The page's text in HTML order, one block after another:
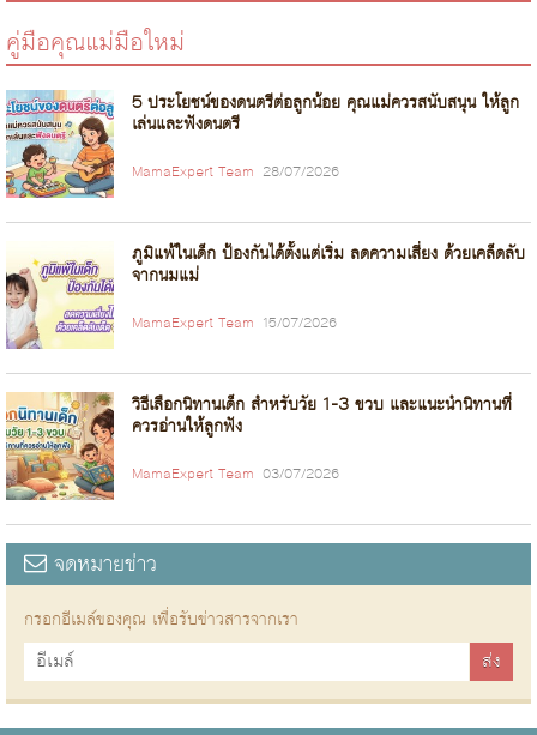
คู่มือคุณแม่มือใหม่
5 ประโยชน์ของดนตรีต่อลูกน้อย คุณแม่ควรสนับสนุน ให้ลูก
เล่นและฟังดนตรี
MamaExpert Team 28/07/2026
ภูมิแพ้ในเด็ก ป้องกันได้ตั้งแต่เริ่ม ลดความเสี่ยง ด้วยเคล็ดลับ
จากนมแม่
MamaExpert Team 15/07/2026
วิธีเลือกนิทานเด็ก สำหรับวัย 1-3 ขวบ และแนะนำนิทานที่
ควรอ่านให้ลูกฟัง
MamaExpert Team 03/07/2026
จดหมายข่าว
กรอกอีเมล์ของคุณ เพื่อรับข่าวสารจากเรา